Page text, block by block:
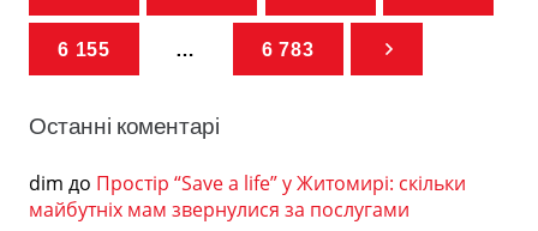
6 155 … 6 783
Останні коментарі
dim до Простір “Save a life” у Житомирі: скільки
майбутніх мам звернулися за послугами